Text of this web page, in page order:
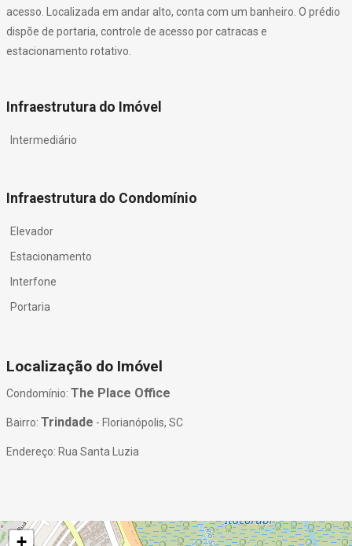
acesso. Localizada em andar alto, conta com um banheiro. O prédio
dispõe de portaria, controle de acesso por catracas e
estacionamento rotativo.
Infraestrutura do Imóvel
Intermediário
Infraestrutura do Condomínio
Elevador
Estacionamento
Interfone
Portaria
Localização do Imóvel
Condomínio: The Place Office
Bairro: Trindade - Florianópolis, SC
Endereço: Rua Santa Luzia
+